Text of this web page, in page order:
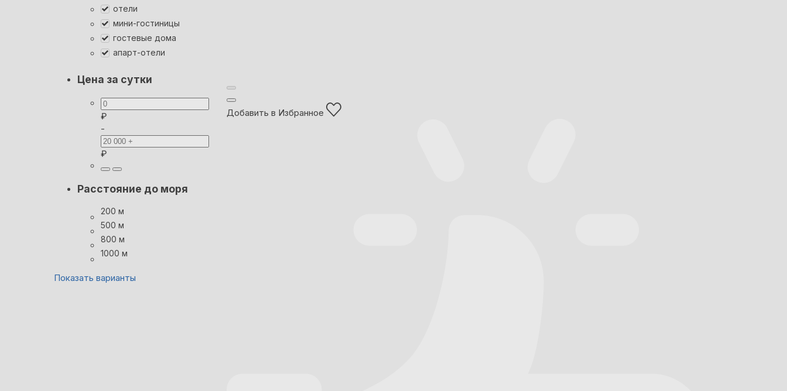
отели
мини-гостиницы
гостевые дома
апарт-отели
Цена за сутки
₽
-
₽
Расстояние до моря
200 м
500 м
800 м
1000 м
Показать варианты
Добавить в Избранное